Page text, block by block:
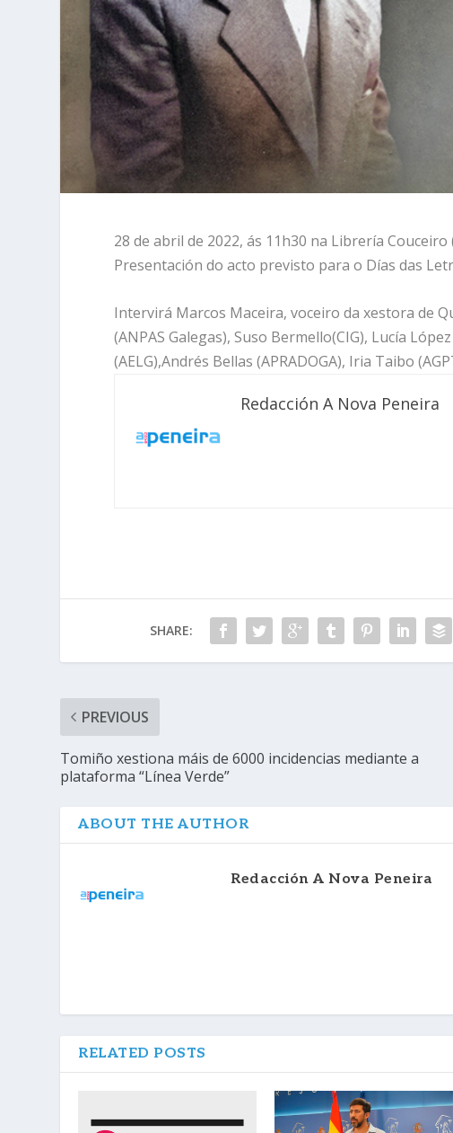
28 de abril de 2022, ás 11h30 na Librería
Presentación do acto previsto para o Días das
Intervirá Marcos Maceira, voceiro da xestora de
(ANPAS Galegas), Suso Bermello(CIG), Lucía
(AELG),Andrés Bellas (APRADOGA), Iria Taibo
Redacción A Nova Peneira
SHARE:
PREVIOUS
Tomiño xestiona máis de 6000 incidencias mediante a
plataforma “Línea Verde”
ABOUT THE AUTHOR
Redacción A Nova Peneira
RELATED POSTS